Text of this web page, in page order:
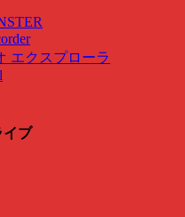
エクスプローラ
イブ